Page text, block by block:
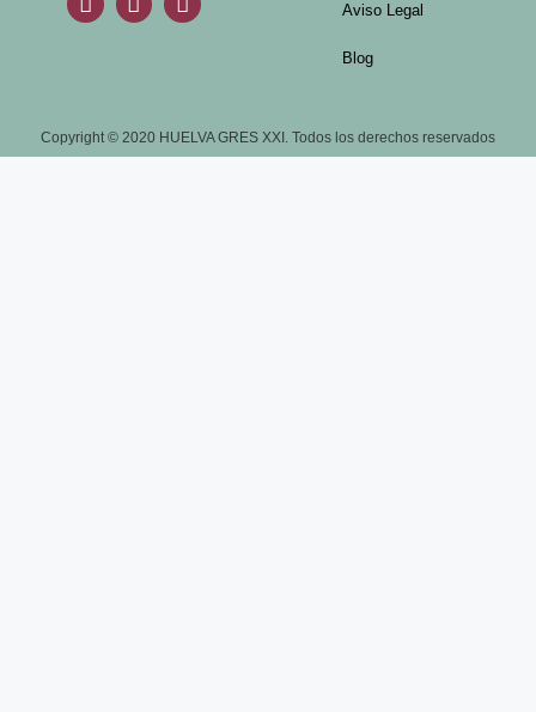
Aviso Legal
Blog
Copyright © 2020 HUELVA GRES XXI. Todos los derechos reservados